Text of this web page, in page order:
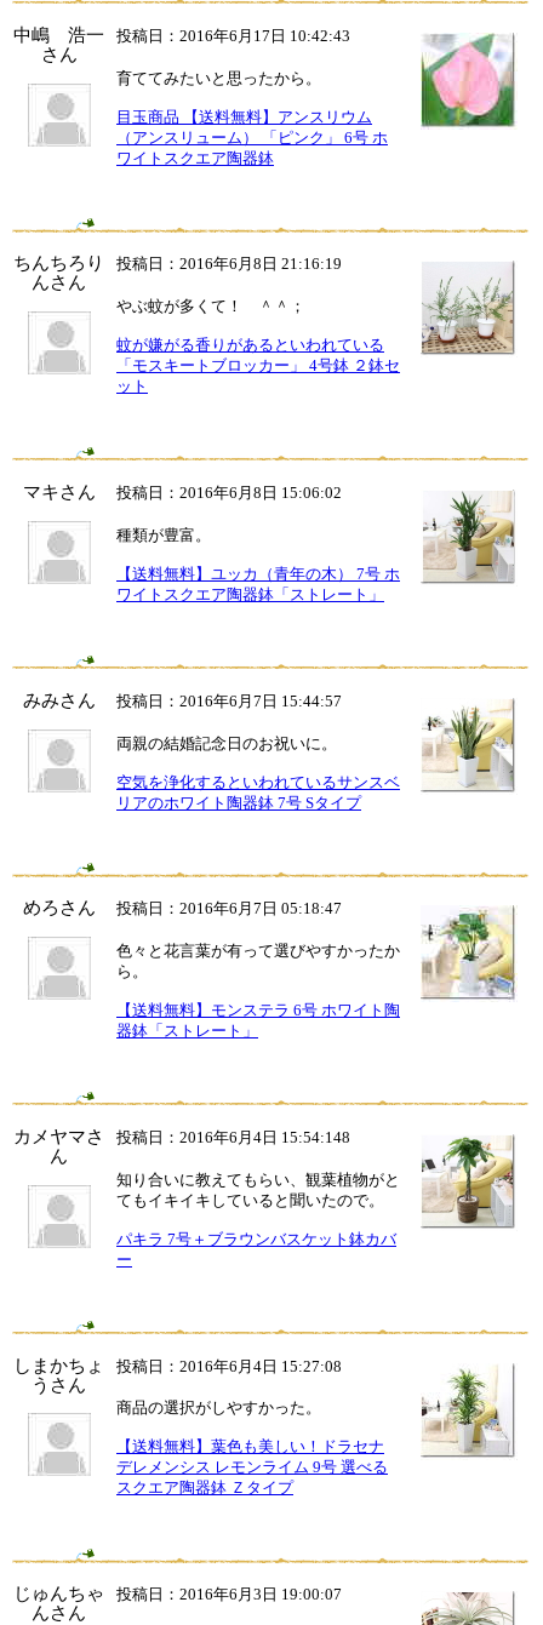
中嶋 浩一
さん
投稿日：2016年6月17日 10:42:43
育ててみたいと思ったから。
目玉商品 【送料無料】アンスリウム
（アンスリューム） 「ピンク」 6号 ホ
ワイトスクエア陶器鉢
ちんちろり
んさん
投稿日：2016年6月8日 21:16:19
やぶ蚊が多くて！ ＾＾；
蚊が嫌がる香りがあるといわれている
「モスキートブロッカー」 4号鉢 ２鉢セ
ット
マキさん 投稿日：2016年6月8日 15:06:02
種類が豊富。
【送料無料】ユッカ（青年の木） 7号 ホ
ワイトスクエア陶器鉢「ストレート」
みみさん 投稿日：2016年6月7日 15:44:57
両親の結婚記念日のお祝いに。
空気を浄化するといわれているサンスベ
リアのホワイト陶器鉢 7号 Sタイプ
めろさん 投稿日：2016年6月7日 05:18:47
色々と花言葉が有って選びやすかったか
ら。
【送料無料】モンステラ 6号 ホワイト陶
器鉢「ストレート」
カメヤマさ
ん
投稿日：2016年6月4日 15:54:148
知り合いに教えてもらい、観葉植物がと
てもイキイキしていると聞いたので。
パキラ 7号＋ブラウンバスケット鉢カバ
ー
しまかちょ
うさん
投稿日：2016年6月4日 15:27:08
商品の選択がしやすかった。
【送料無料】葉色も美しい！ドラセナ
デレメンシス レモンライム 9号 選べる
スクエア陶器鉢 Ｚタイプ
じゅんちゃ
んさん
投稿日：2016年6月3日 19:00:07